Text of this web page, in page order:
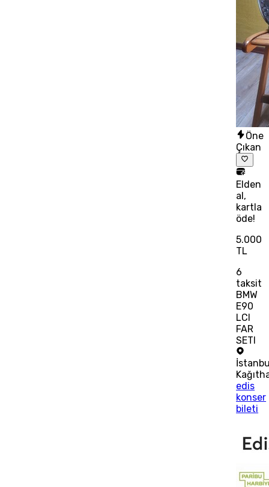
Öne
Çıkan
Elden
al,
kartla
öde!
5.000
TL
6
taksit
BMW
E90
LCI
FAR
SETI
edis
konser
bileti